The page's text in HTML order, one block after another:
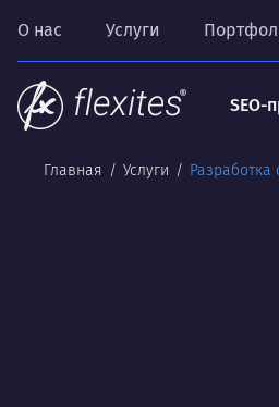
О нас Услуги
SEO-
Главная Услуги Разработка